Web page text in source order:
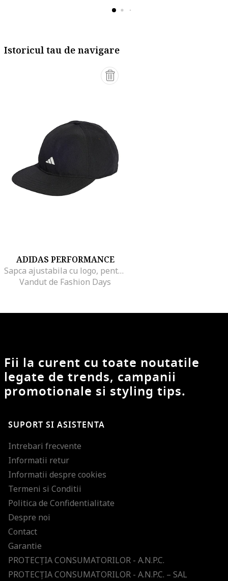
Istoricul tau de navigare
ADIDAS PERFORMANCE
Sapca ajustabila cu logo, pentru antrenament, Negru
Vandut de Fashion Days
Fii la curent cu toate noutatile
legate de trends, campanii
promotionale si styling tips.
SUPORT SI ASISTENTA
Intrebari frecvente
Informatii retur
Informatii despre cookies
Termeni si Conditii
Politica de Confidentialitate
Despre noi
Contact
Garantie
PROTECŢIA CONSUMATORILOR - A.N.P.C.
PROTECŢIA CONSUMATORILOR - A.N.P.C. – SAL